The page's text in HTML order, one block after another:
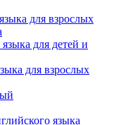
для взрослых
для детей и
для взрослых
языка